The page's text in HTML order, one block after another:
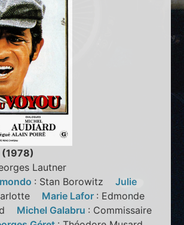
(1978)
Lautner
: Stan BorowitzJulie
Marie Lafor : Edmonde
Michel Galabru : Commissaire